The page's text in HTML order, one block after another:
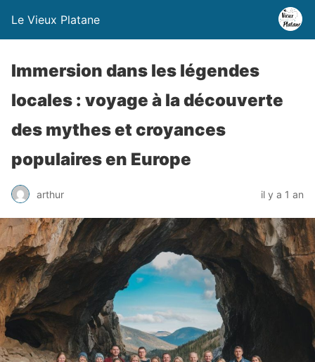
Le Vieux Platane
Immersion dans les légendes
locales : voyage à la découverte
des mythes et croyances
populaires en Europe
arthur il y a 1 an